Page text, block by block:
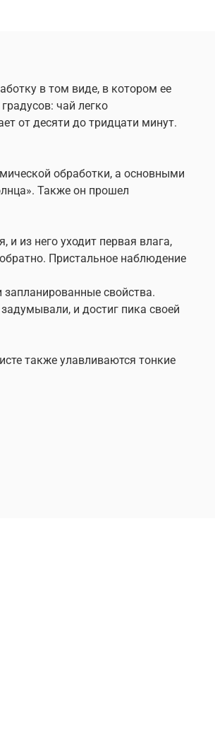
в том виде, в котором ее
чай легко
от десяти до тридцати минут.
обработки, а основными
Также он прошел
из него уходит первая влага,
Пристальное наблюдение
запланированные свойства.
и достиг пика своей
также улавливаются тонкие